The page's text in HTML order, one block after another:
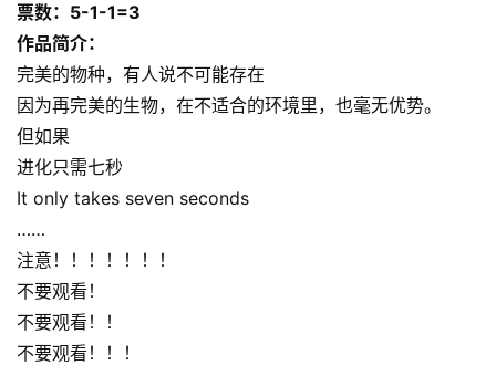
票数：5-1-1=3
作品简介：
完美的物种，有人说不可能存在
因为再完美的生物，在不适合的环境里，也毫无优势。
但如果
进化只需七秒
It only takes seven seconds
……
注意！！！！！！！
不要观看！
不要观看！！
不要观看！！！